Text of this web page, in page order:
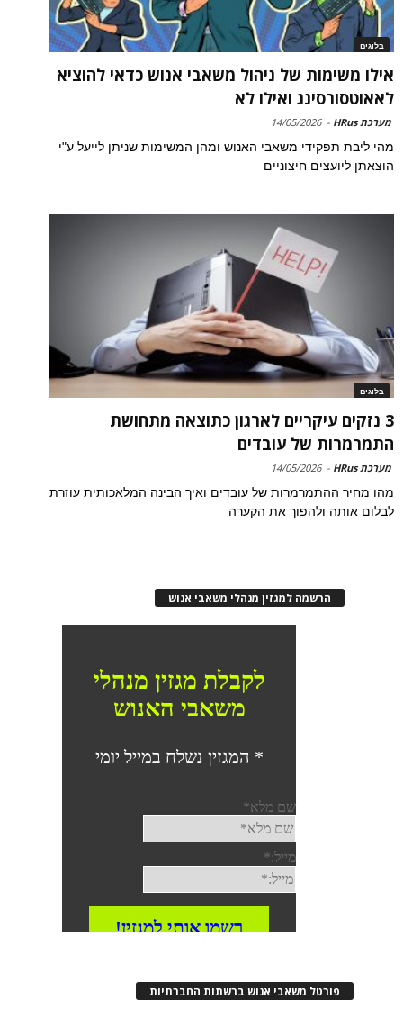
בלוגים
אילו משימות של ניהול משאבי אנוש כדאי להוציא
לאאוטסורסינג ואילו לא
מערכת HRus -
14/05/2026
מהי ליבת תפקידי משאבי האנוש ומהן המשימות שניתן לייעל ע"י
הוצאתן ליועצים חיצוניים
בלוגים
3 נזקים עיקריים לארגון כתוצאה מתחושת
התמרמרות של עובדים
מערכת HRus -
14/05/2026
מהו מחיר ההתמרמרות של עובדים ואיך הבינה המלאכותית עוזרת
לבלום אותה ולהפוך את הקערה
הרשמה למגזין מנהלי משאבי אנוש
פורטל משאבי אנוש ברשתות החברתיות